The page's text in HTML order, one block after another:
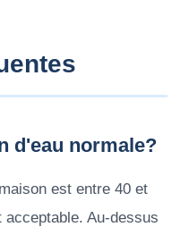
d'eau normale?
est entre 40 et
Au-dessus